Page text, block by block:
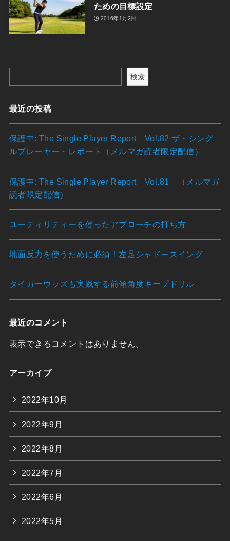
ための目標設定
2016年1月2日
検索
最近の投稿
保護中: The Single Player Report Vol.82 ザ・シング
ルプレーヤー・レポート（メルマガ読者限定配信）
保護中: The Single Player Report Vol.81 （メルマガ
読者限定配信）
ユーティリティーを使ったアプローチの打ち方
地面反力を使うために必須！左足シャドースイング
タイガーウッズも実践する前傾角度キープドリル
最近のコメント
表示できるコメントはありません。
アーカイブ
2022年10月
2022年9月
2022年8月
2022年7月
2022年6月
2022年5月